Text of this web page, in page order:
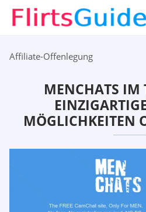
Affiliate-Offenlegung
MENCHATS IM
MÖGLICHKEITEN